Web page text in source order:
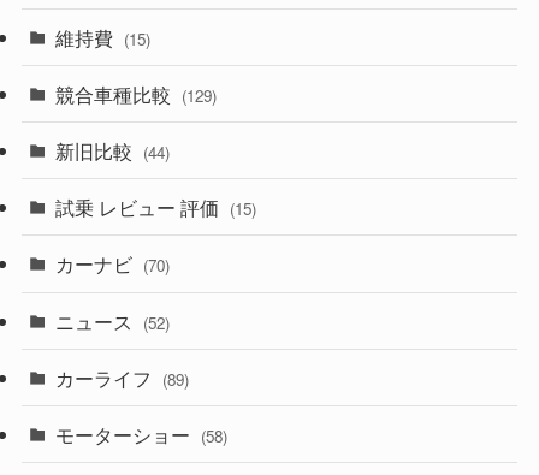
(357)
(328)
(194)
(230)
(253)
(85)
(84)
(14)
(222)
(50)
(43)
(6)
(9)
(58)
(28)
(27)
(26)
(3)
(3)
(5)
(1)
(5)
(7)
(5)
維持費 (15)
競合車種比較 (129)
新旧比較 (44)
試乗 レビュー 評価 (15)
カーナビ (70)
ニュース (52)
カーライフ (89)
モーターショー (58)